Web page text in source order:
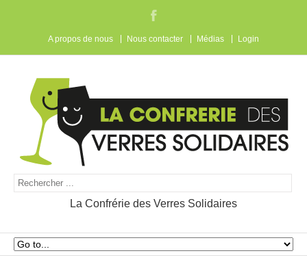
A propos de nous Nous contacter Médias Login
La Confrérie des Verres Solidaires